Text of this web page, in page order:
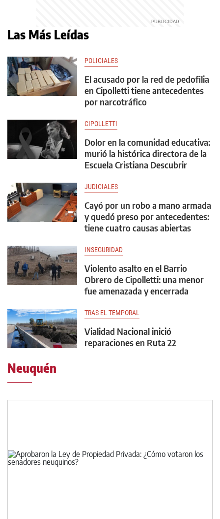
Las Más Leídas
POLICIALES
El acusado por la red de pedofilia
en Cipolletti tiene antecedentes
por narcotráfico
CIPOLLETTI
Dolor en la comunidad educativa:
murió la histórica directora de la
Escuela Cristiana Descubrir
JUDICIALES
Cayó por un robo a mano armada
y quedó preso por antecedentes:
tiene cuatro causas abiertas
INSEGURIDAD
Violento asalto en el Barrio
Obrero de Cipolletti: una menor
fue amenazada y encerrada
TRAS EL TEMPORAL
Vialidad Nacional inició
reparaciones en Ruta 22
Neuquén